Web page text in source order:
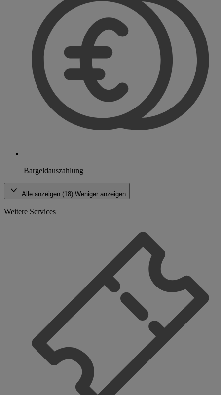
Bargeldauszahlung
Alle anzeigen (18) Weniger anzeigen
Weitere Services